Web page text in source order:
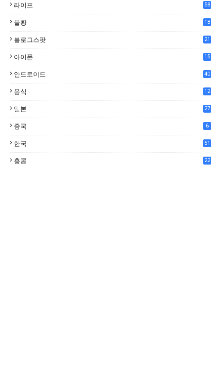
라이프 58
불황
18
블로그스팟 21
아이폰 15
안드로이드 40
음식
12
일본 27
중국 6
한국 51
홍콩 22